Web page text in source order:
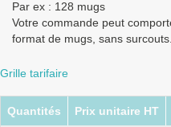
Par ex : 128 mugs
Votre commande peut
format de mugs, sans surcouts.
Grille tarifaire
Quantités Prix unitaire HT